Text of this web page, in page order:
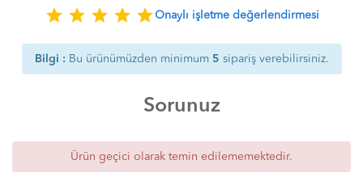
star star star star starOnaylı işletme değerlendirmesi
Bilgi : Bu ürünümüzden minimum 5 sipariş verebilirsiniz.
Sorunuz
Ürün geçici olarak temin edilememektedir.